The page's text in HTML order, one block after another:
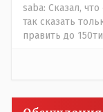
saba: Сказал,
так сказать
править до